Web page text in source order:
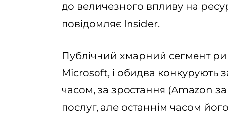
до величезного впливу на
повідомляє Insider.
Публічний хмарний сегмент
Microsoft, і обидва конкурують
часом, за зростання (Amazon
послуг, але останнім часом